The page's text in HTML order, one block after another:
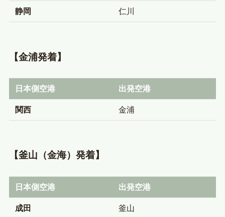
静岡 仁川
【金浦発着】
日本側空港 出発空港
関西 金浦
【釜山（金海）発着】
日本側空港 出発空港
成田 釜山